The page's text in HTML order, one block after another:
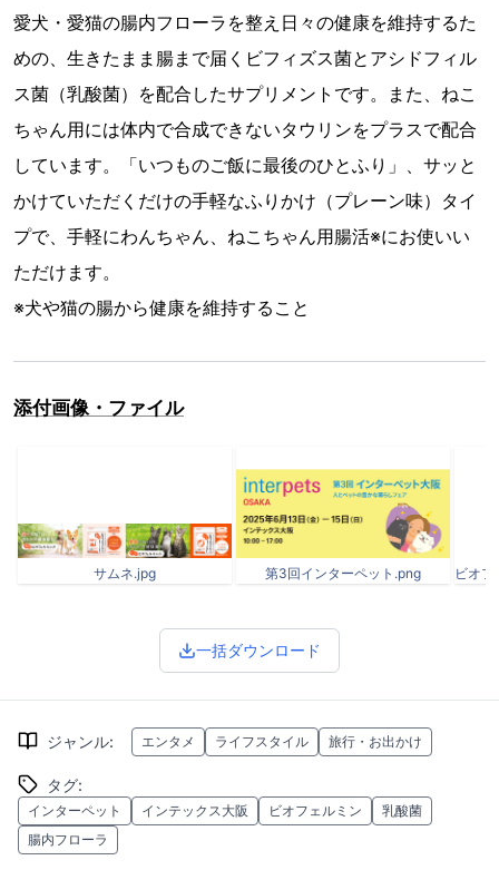
愛犬・愛猫の腸内フローラを整え日々の健康を維持するた
めの、生きたまま腸まで届くビフィズス菌とアシドフィル
ス菌（乳酸菌）を配合したサプリメントです。また、ねこ
ちゃん用には体内で合成できないタウリンをプラスで配合
しています。「いつものご飯に最後のひとふり」、サッと
かけていただくだけの手軽なふりかけ（プレーン味）タイ
プで、手軽にわんちゃん、ねこちゃん用腸活※にお使いい
ただけます。
※犬や猫の腸から健康を維持すること
添付画像・ファイル
サムネ.jpg 第3回インターペット.png
一括ダウンロード
ジャンル: エンタメ ライフスタイル 旅行・お出かけ
タグ:
インターペット インテックス大阪 ビオフェルミン
乳酸菌
腸内フローラ